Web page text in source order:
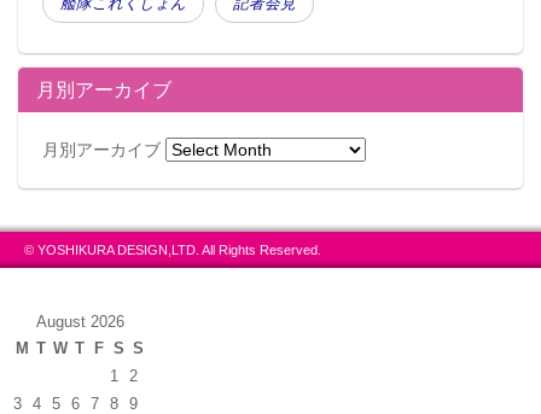
月別アーカイブ
月別アーカイブ
© YOSHIKURA DESIGN,LTD. All Rights Reserved.
August 2026
M T W T F S S
1
2
3
4 5 6 7 8
9